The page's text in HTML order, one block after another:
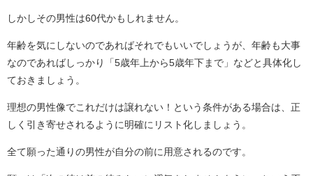
しかしその男性は60代かもしれません。
年齢を気にしないのであればそれでもいいでしょうが、年齢も大事
なのであればしっかり「5歳年上から5歳年下まで」などと具体化し
ておきましょう。
理想の男性像でこれだけは譲れない！という条件がある場合は、正
しく引き寄せされるように明確にリスト化しましょう。
全て願った通りの男性が自分の前に用意されるのです。